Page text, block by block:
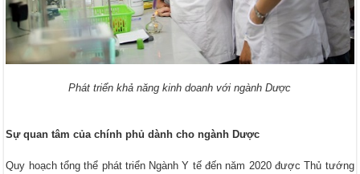
Phát triển khả năng kinh doanh với ngành Dược
Sự quan tâm của chính phủ dành cho ngành Dược
Quy hoạch tổng thể phát triển Ngành Y tế đến năm 2020 được Thủ tướng